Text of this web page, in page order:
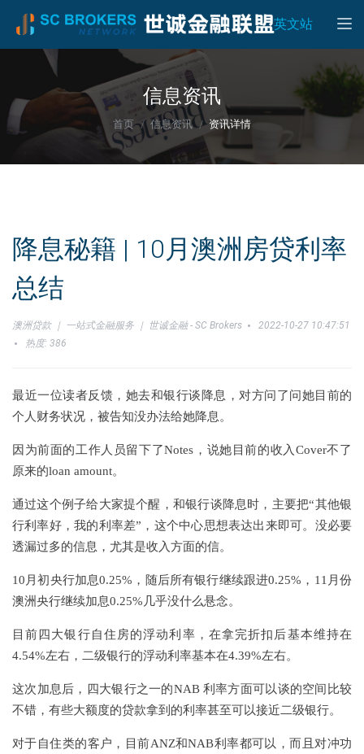
英文站
信息资讯
首页 信息资讯 资讯详情
降息秘籍 | 10月澳洲房贷利率
总结
澳洲贷款 ｜ 一站式金融服务 ｜ 世诚金融 - SC Brokers
2022-10-27 10:47:51
热度: 386
最近一位读者反馈，她去和银行谈降息，对方问了问她目前的
个人财务状况，被告知没办法给她降息。
因为前面的工作人员留下了Notes，说她目前的收入Cover不了
原来的loan amount。
通过这个例子给大家提个醒，和银行谈降息时，主要把“其他银
行利率好，我的利率差”，这个中心思想表达出来即可。 没必要
透漏过多的信息，尤其是收入方面的信。
10月初央行加息0.25%，随后所有银行继续跟进0.25%，11月份
澳洲央行继续加息0.25%几乎没什么悬念。
目前四大银行自住房的浮动利率，在拿完折扣后基本维持在
4.54%左右，二级银行的浮动利率基本在4.39%左右。
这次加息后，四大银行之一的NAB 利率方面可以谈的空间比较
不错，有些大额度的贷款拿到的利率甚至可以接近二级银行。
对于自住类的客户，目前ANZ和NAB利率都可以，而且对冲功